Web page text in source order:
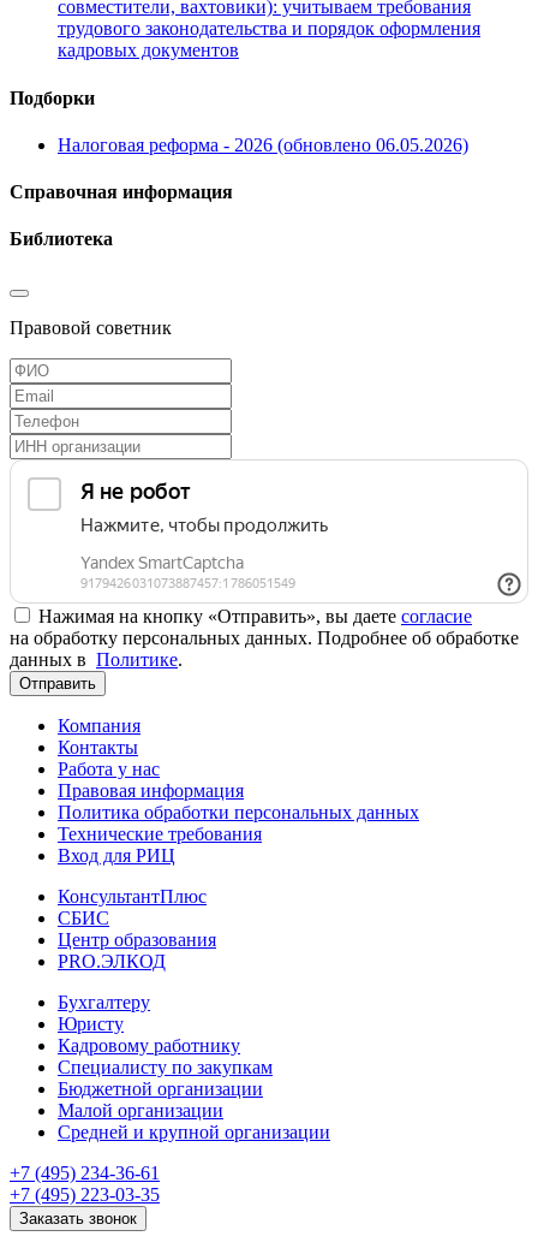
совместители, вахтовики): учитываем требования
трудового законодательства и порядок оформления
кадровых документов
Подборки
Налоговая реформа - 2026 (обновлено 06.05.2026)
Справочная информация
Библиотека
Правовой советник
Нажимая на кнопку «Отправить», вы даете согласие
на обработку персональных данных. Подробнее об обработке
данных в Политике.
Отправить
Компания
Контакты
Работа у нас
Правовая информация
Политика обработки персональных данных
Технические требования
Вход для РИЦ
КонсультантПлюс
СБИС
Центр образования
PRO.ЭЛКОД
Бухгалтеру
Юристу
Кадровому работнику
Специалисту по закупкам
Бюджетной организации
Малой организации
Средней и крупной организации
+7 (495) 234-36-61
+7 (495) 223-03-35
Заказать звонок